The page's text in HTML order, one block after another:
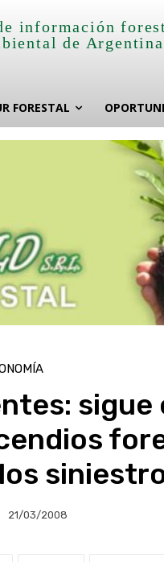
información
de
FORESTAL
sigue
21/03/2008